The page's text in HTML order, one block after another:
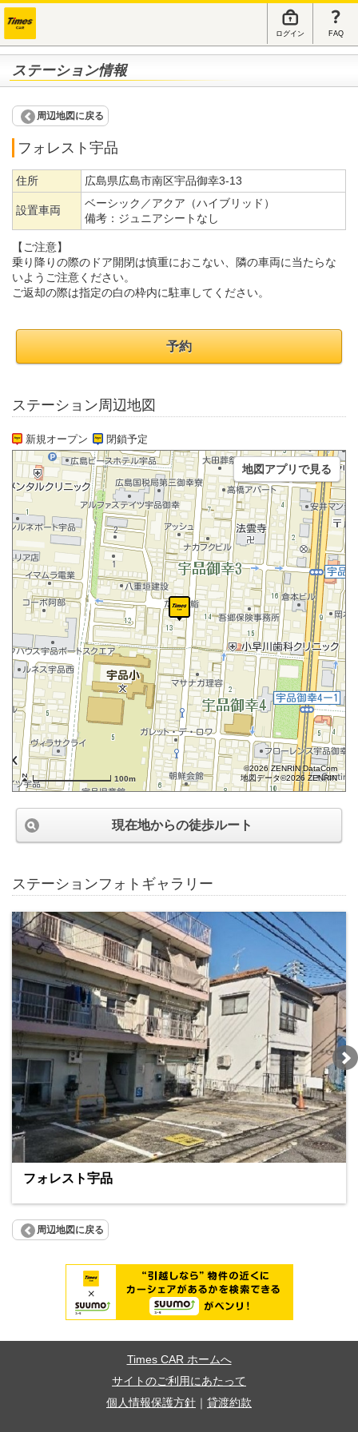
ログイン FAQ
ステーション情報
周辺地図に戻る
フォレスト宇品
住所 広島県広島市南区宇品御幸3-13
設置車両
ベーシック／アクア（ハイブリッド）
備考： ジュニアシートなし
【ご注意】
乗り降りの際のドア開閉は慎重におこない、隣の車両に当たらな
いようご注意ください。
ご返却の際は指定の白の枠内に駐車してください。
予約
ステーション周辺地図
新規オープン 閉鎖予定
100m
©2026 ZENRIN DataCom
地図データ©2026 ZENRIN
地図アプリで見る
現在地からの徒歩ルート
ステーションフォトギャラリー
フォレスト宇品
周辺地図に戻る
Times CAR ホームへ
サイトのご利用にあたって
個人情報保護方針
貸渡約款